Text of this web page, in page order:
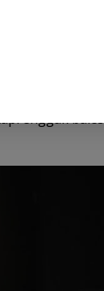
jadi
enggak